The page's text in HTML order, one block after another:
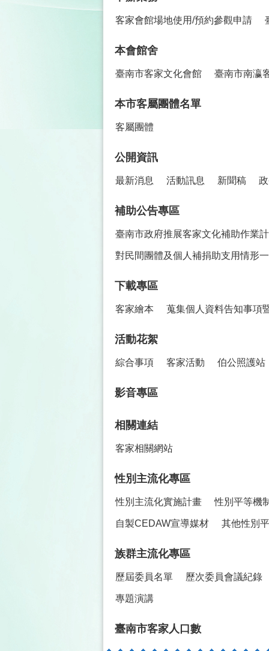
客家會館場地使用/預約參觀申請
本會館舍
臺南市客家文化會館 臺南市南瀛
本市客屬團體名單
客屬團體
公開資訊
最新消息 活動訊息 新聞稿
補助公告專區
臺南市政府推展客家文化補助作業
對民間團體及個人補捐助支用情形
下載專區
客家繪本 蒐集個人資料告知事項
活動花絮
綜合事項 客家活動 伯公照護站
影音專區
相關連結
客家相關網站
性別主流化專區
性別主流化實施計畫 性別平等機
自製CEDAW宣導媒材 其他性別
族群主流化專區
歷屆委員名單 歷次委員會議紀錄
專題演講
臺南市客家人口數